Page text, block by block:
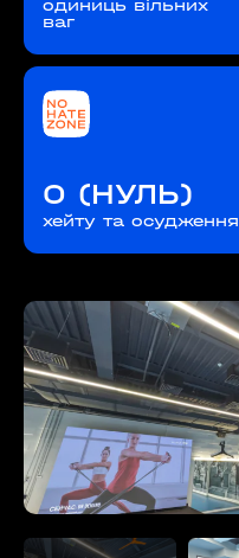
одиниць вільних
ваг
0 (НУЛЬ)
хейту та осудження